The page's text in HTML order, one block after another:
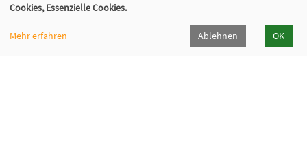
Cookies, Essenzielle Cookies.
Mehr erfahren Ablehnen OK